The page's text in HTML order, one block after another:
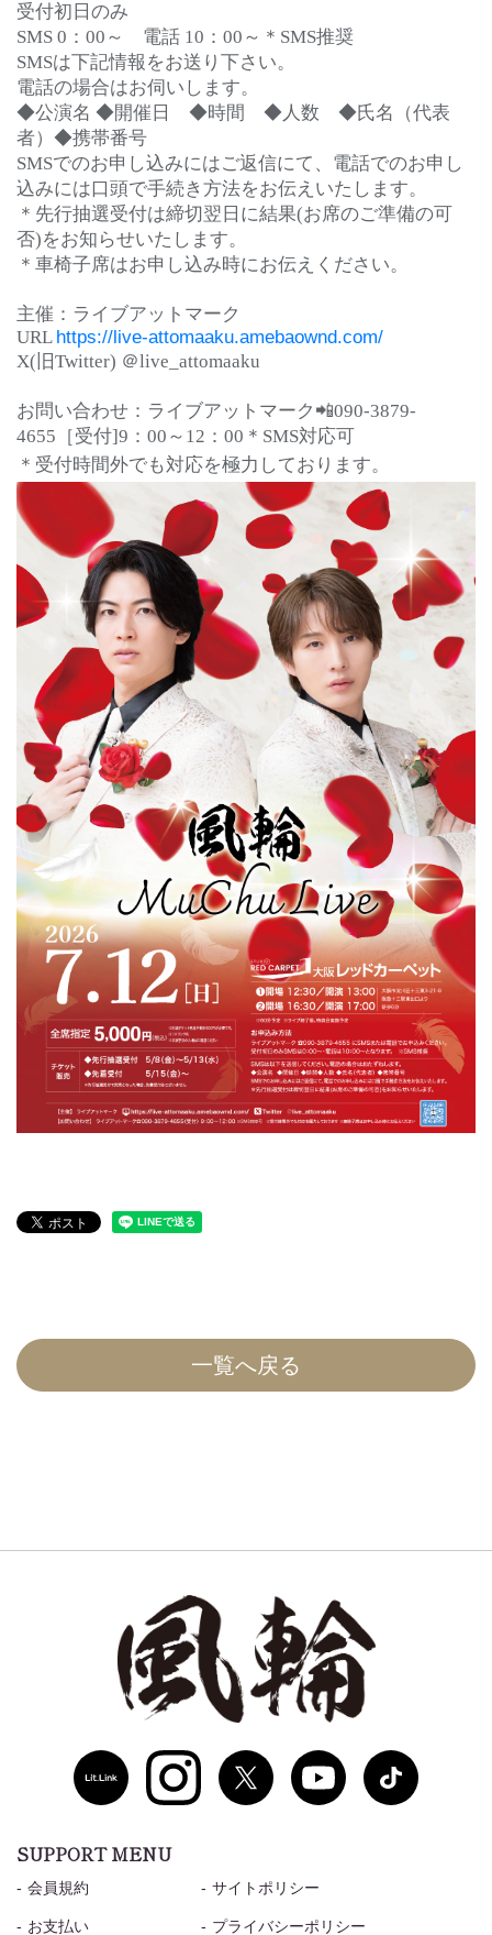
受付初日のみ
SMS 0：00～ 電話 10：00～＊SMS推奨
SMSは下記情報をお送り下さい。
電話の場合はお伺いします。
◆公演名 ◆開催日 ◆時間 ◆人数 ◆氏名（代表
者）◆携帯番号
SMSでのお申し込みにはご返信にて、電話でのお申し
込みには口頭で手続き方法をお伝えいたします。
＊先行抽選受付は締切翌日に結果(お席のご準備の可
否)をお知らせいたします。
＊車椅子席はお申し込み時にお伝えください。
主催：ライブアットマーク
URL https://live-attomaaku.amebaownd.com/
X(旧Twitter) ＠live_attomaaku
お問い合わせ：ライブアットマーク📲090-3879-
4655［受付]9：00～12：00＊SMS対応可
＊受付時間外でも対応を極力しております。
一覧へ戻る
SUPPORT MENU
会員規約
お支払い
サイトポリシー
プライバシーポリシー